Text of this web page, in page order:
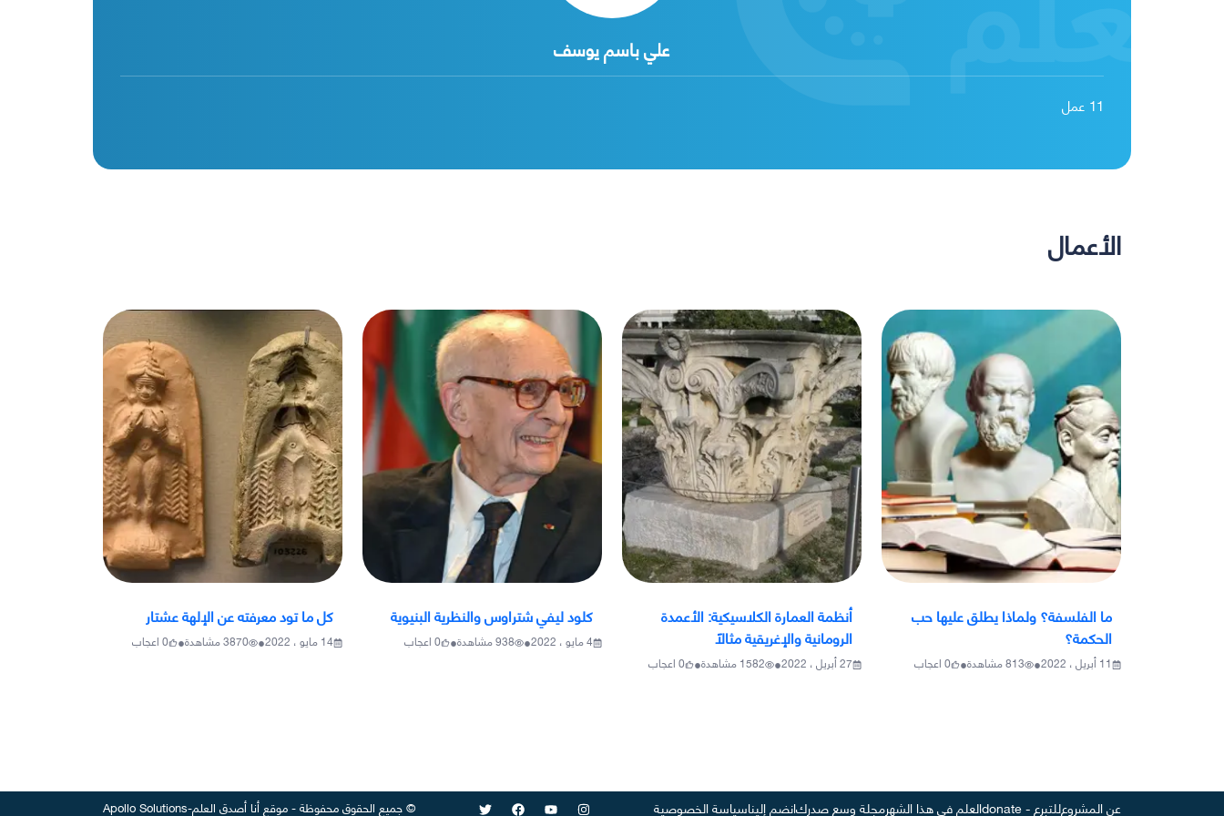
علي باسم يوسف
11 عمل
الأعمال
ما الفلسفة؟ ولماذا يطلق عليها حب
الحكمة؟
11 أبريل ، 2022 •
813مشاهدة•
0اعجاب
أنظمة العمارة الكلاسيكية: الأعمدة
الرومانية والإغريقية مثالًا
27 أبريل ، 2022 •
1582مشاهدة•
0اعجاب
كلود ليفي شتراوس والنظرية البنيوية
4 مايو ، 2022 •
938مشاهدة•
0اعجاب
كل ما تود معرفته عن الإلهة عشتار
14 مايو ، 2022 •
3870مشاهدة•
0اعجاب
عن المشروعللتبرع - donate العلم في هذا الشهرمجلة وسع صدركانضم إليناسياسة الخصوصية ©جميع الحقوق محفوظة-موقع أنا أصدق العلم-
Apollo Solutions